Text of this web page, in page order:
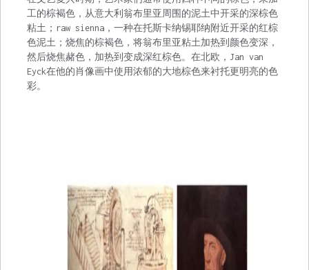
工的棕褐色，从意大利翁布里亚周围的泥土中开采的深棕色
粘土；raw sienna，一种在托斯卡纳锡耶纳附近开采的红棕
色泥土；烧焦的棕褐色，将翁布里亚粘土加热到颜色变深，
然后烧焦赭色，加热到变成深红棕色。在北欧，Jan van
Eyck在他的肖像画中使用浓郁的大地棕色来衬托更明亮的色
彩。